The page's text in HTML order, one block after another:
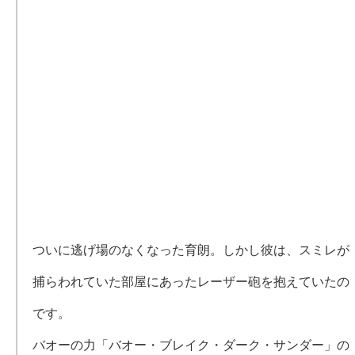
ついに逃げ場のなくなった育朗。しかし彼は、スミレが
捕らわれていた部屋にあったレーザー砲を抱えていたの
です。
バオーの力「バオー・ブレイク・ダーク・サンダー」の